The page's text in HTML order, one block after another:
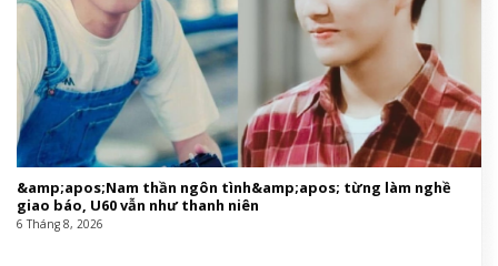
&amp;apos;Nam thần ngôn tình&amp;apos; từng làm nghề
giao báo, U60 vẫn như thanh niên
6 Tháng 8, 2026